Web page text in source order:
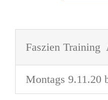
Faszien Training
Montags 9.11.20